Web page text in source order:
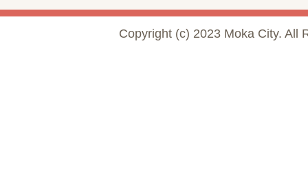
Copyright (c) 2023 Moka City. All